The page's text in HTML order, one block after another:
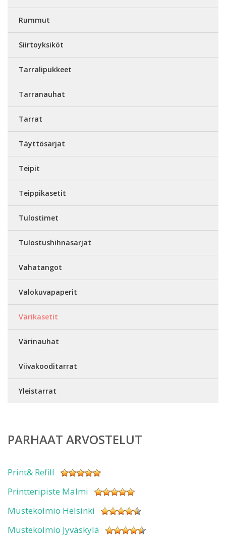
Rummut
Siirtoyksiköt
Tarralipukkeet
Tarranauhat
Tarrat
Täyttösarjat
Teipit
Teippikasetit
Tulostimet
Tulostushihnasarjat
Vahatangot
Valokuvapaperit
Värikasetit
Värinauhat
Viivakooditarrat
Yleistarrat
PARHAAT ARVOSTELUT
Print& Refill
Printteripiste Malmi
Mustekolmio Helsinki
Mustekolmio Jyväskylä